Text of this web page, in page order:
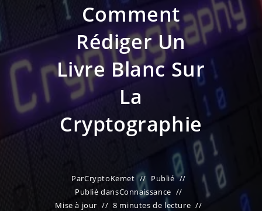
Comment
Rédiger Un
Livre Blanc Sur
La
Cryptographie
ParCryptoKemet
Publié
Publié dansConnaissance
Mise à jour
8 minutes de lecture